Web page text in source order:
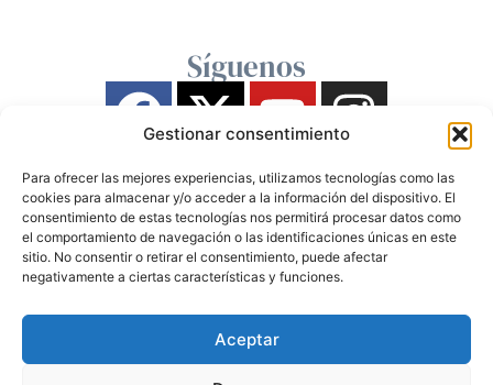
Gestionar consentimiento
Para ofrecer las mejores experiencias, utilizamos tecnologías como las
cookies para almacenar y/o acceder a la información del dispositivo. El
consentimiento de estas tecnologías nos permitirá procesar datos como
el comportamiento de navegación o las identificaciones únicas en este
sitio. No consentir o retirar el consentimiento, puede afectar
negativamente a ciertas características y funciones.
Aceptar
Síguenos